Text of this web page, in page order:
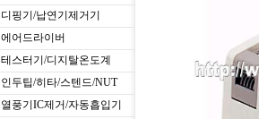
디핑기/납연기제거기
에어드라이버
테스터기/디지탈온도계
인두팁/히타/스텐드/NUT
열풍기IC제거/자동흡입기